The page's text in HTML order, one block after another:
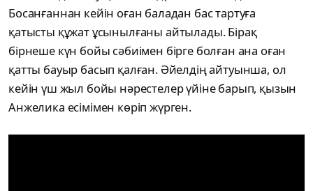
Босанғаннан кейін оған баладан бас тартуға
қатысты құжат ұсынылғаны айтылады. Бірақ
бірнеше күн бойы сәбиімен бірге болған ана оған
қатты бауыр басып қалған. Әйелдің айтуынша, ол
кейін үш жыл бойы нәрестелер үйіне барып, қызын
Анжелика есімімен көріп жүрген.